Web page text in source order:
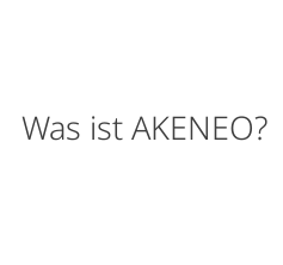
Was ist AKENEO?